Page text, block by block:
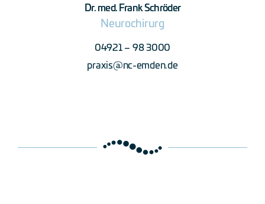
Dr. med. Frank Schröder
Neurochirurg
04921 – 98 3000
praxis@nc-emden.de